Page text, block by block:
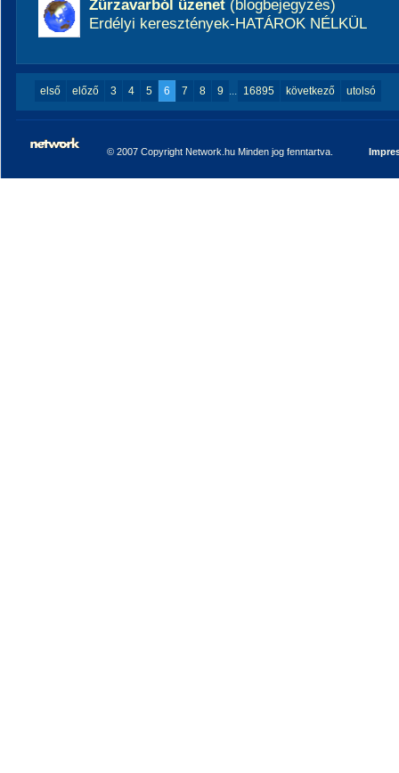
Zűrzavarból üzenet (blogbejegyzés)
Erdélyi keresztények-HATÁROK NÉLKÜL
első előző 3 4 5 6 7 8 9 ... 16895 következő utolsó
© 2007 Copyright Network.hu Minden jog fenntartva.